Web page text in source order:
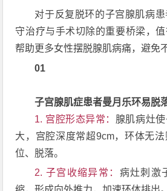
对于反复脱环的子宫腺肌病
守治疗与手术切除的重要桥梁，值
帮助更多女性摆脱腺肌病痛，避免
01
子宫腺肌症患者曼月乐环易脱
1. 宫腔形态异常 ： 腺肌病灶
大，宫腔深度常超9cm，环体无
位、脱落。
2. 子宫收缩异常 ： 病灶刺激